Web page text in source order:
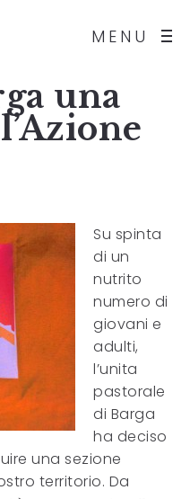
MENU
una
Su spinta
di un
nutrito
numero di
giovani e
adulti,
l’unita
pastorale
di Barga
ha deciso
una sezione
territorio. Da